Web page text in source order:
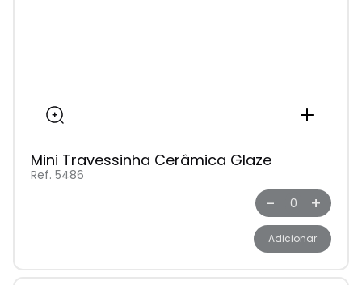
Mini Travessinha Cerâmica Glaze
Ref. 5486
- +
Adicionar